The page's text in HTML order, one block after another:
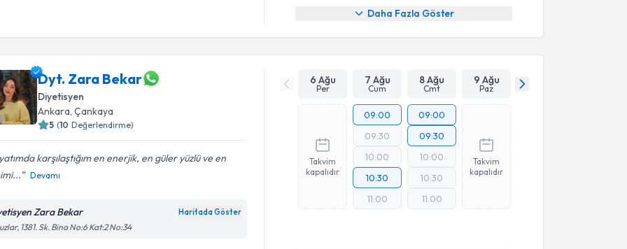
Daha Fazla Göster
Dyt. Zara Bekar
Diyetisyen
Ankara, Çankaya
5 (10 Değerlendirme)
karşılaştığım en enerjik, en güler yüzlü ve en
Devamı
Zara Bekar Haritada Göster
1381. Sk. Bina No:6 Kat:2 No:34
6 Ağu
Per
7 Ağu
Cum
8 Ağu
Cmt
9 Ağu
Paz
Takvim
kapalıdır
09:00
09:30
10:00
10:30
11:00
09:00
09:30
10:00
10:30
11:00
Takvim
kapalıdır